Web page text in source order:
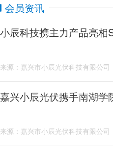
会员资讯
来源：嘉兴市小辰光伏科技有限公司
嘉兴小辰光伏携手南湖
来源：嘉兴市小辰光伏科技有限公司